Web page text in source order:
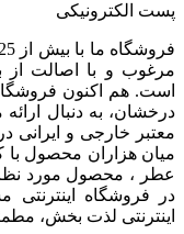
پست الکترونیکی
مرغوب و با اصالت از
است. هم اکنون
درخشان، به دنبال
معتبر خارجی و ايرانی
ميان هزاران محصول با
عطر ، محصول مورد نظر
در فروشگاه اینترنتی
اینترنتی لذت بخش،